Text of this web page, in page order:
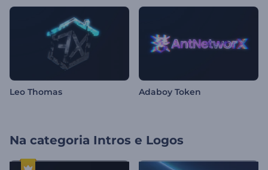
Leo Thomas Adaboy Token
Na categoria Intros e Logos